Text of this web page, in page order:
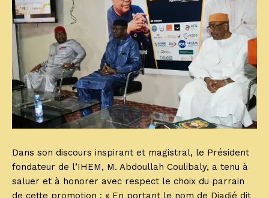
Dans son discours inspirant et magistral, le Président
fondateur de l’IHEM, M. Abdoullah Coulibaly, a tenu à
saluer et à honorer avec respect le choix du parrain
de cette promotion : « En portant le nom de Diadié dit